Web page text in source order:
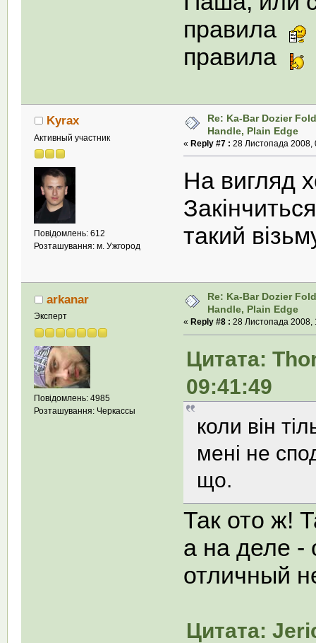
правила
правила
Kyrax
Активный участник
Повідомлень: 612
Розташування: м. Ужгород
Re: Ka-Bar Dozier
Handle, Plain Edge
«Reply #7 : 28 Листопада 2008,
На вигляд
такий
arkanar
Эксперт
Повідомлень: 4985
Розташування: Черкассы
Re: Ka-Bar Dozier
Handle, Plain Edge
« Reply #8 : 28 Листопада 2008,
Цитата:
09:41:49
коли він
мені не
що.
Так ото ж!
а на деле -
отличный
Цитата: